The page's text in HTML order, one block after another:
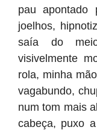
pau apontado
joelhos,
saía do
visivelmente
rola, minha
vagabundo,
num tom mais
cabeça, puxo